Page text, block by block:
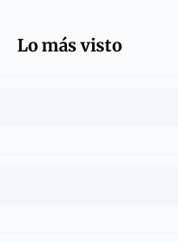
Lo más visto